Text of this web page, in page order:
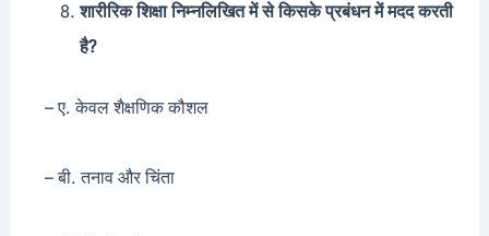
शारीरिक शिक्षा निम्नलिखित में से किसके प्रबंधन में मदद करती
है?
– ए. केवल शैक्षणिक कौशल
– बी. तनाव और चिंता